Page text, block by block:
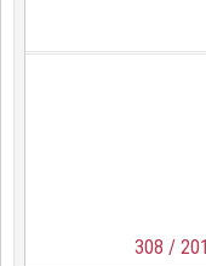
/ 308